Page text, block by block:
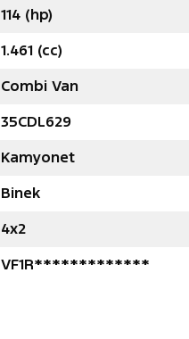
114 (hp)
1.461 (cc)
Combi Van
35CDL629
Kamyonet
Binek
4x2
VF1R*************